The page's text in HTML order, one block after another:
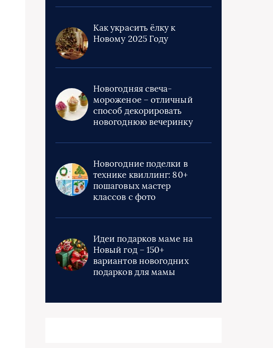
Как украсить ёлку к
Новому 2025 Году
Новогодняя свеча-
мороженое – отличный
способ декорировать
новогоднюю вечеринку
Новогодние поделки в
технике квиллинг: 80+
пошаговых мастер
классов с фото
Идеи подарков маме на
Новый год – 150+
вариантов новогодних
подарков для мамы